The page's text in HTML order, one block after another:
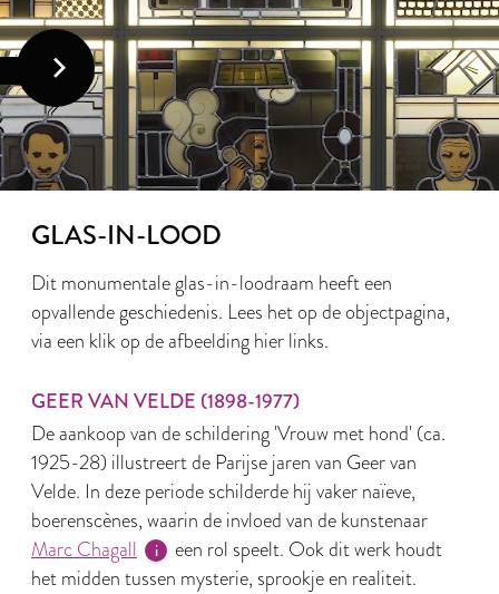
GLAS-IN-LOOD
Dit monumentale glas-in-loodraam heeft een
opvallende geschiedenis. Lees het op de objectpagina,
via een klik op de afbeelding hier links.
GEER VAN VELDE (1898-1977)
De aankoop van de schildering 'Vrouw met hond' (ca.
1925-28) illustreert de Parijse jaren van Geer van
Velde. In deze periode schilderde hij vaker naïeve,
boerenscènes, waarin de invloed van de kunstenaar
Marc Chagall
een rol speelt. Ook dit werk houdt
het midden tussen mysterie, sprookje en realiteit.